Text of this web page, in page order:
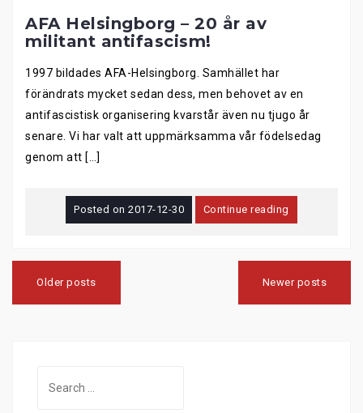
AFA Helsingborg – 20 år av
militant antifascism!
1997 bildades AFA-Helsingborg. Samhället har
förändrats mycket sedan dess, men behovet av en
antifascistisk organisering kvarstår även nu tjugo år
senare. Vi har valt att uppmärksamma vår födelsedag
genom att […]
Posted on2017-12-30 Continue reading
navigation
Older posts Newer posts